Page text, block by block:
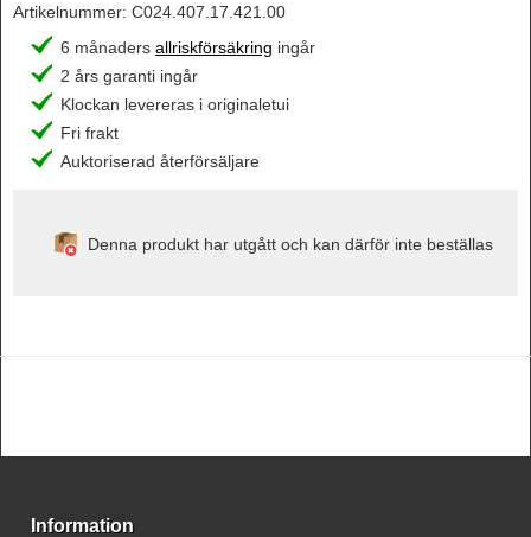
Artikelnummer: C024.407.17.421.00
6 månaders allriskförsäkring ingår
2 års garanti ingår
Klockan levereras i originaletui
Fri frakt
Auktoriserad återförsäljare
Denna produkt har utgått och kan därför inte beställas
Information